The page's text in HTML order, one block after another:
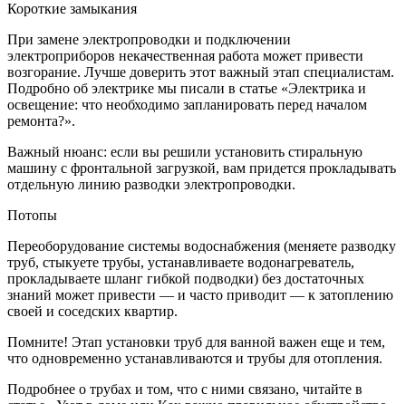
Короткие замыкания
При замене электропроводки и подключении
электроприборов некачественная работа может привести
возгорание. Лучше доверить этот важный этап специалистам.
Подробно об электрике мы писали в статье «Электрика и
освещение: что необходимо запланировать перед началом
ремонта?».
Важный нюанс: если вы решили установить стиральную
машину с фронтальной загрузкой, вам придется прокладывать
отдельную линию разводки электропроводки.
Потопы
Переоборудование системы водоснабжения (меняете разводку
труб, стыкуете трубы, устанавливаете водонагреватель,
прокладываете шланг гибкой подводки) без достаточных
знаний может привести — и часто приводит — к затоплению
своей и соседских квартир.
Помните! Этап установки труб для ванной важен еще и тем,
что одновременно устанавливаются и трубы для отопления.
Подробнее о трубах и том, что с ними связано, читайте в